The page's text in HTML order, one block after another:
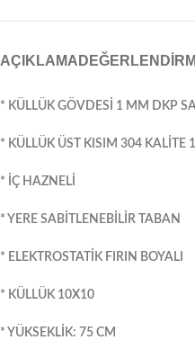
AÇIKLAMA
* KÜLLÜK GÖVDESİ 1 MM DKP
* KÜLLÜK ÜST KISIM 304 KALİTE
* İÇ HAZNELİ
* YERE SABİTLENEBİLİR TABAN
* ELEKTROSTATİK FIRIN BOYALI
* KÜLLÜK 10X10
* YÜKSEKLİK: 75 CM